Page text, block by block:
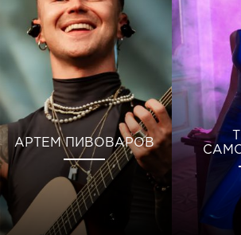
АРТЕМ ПИВОВАРОВ